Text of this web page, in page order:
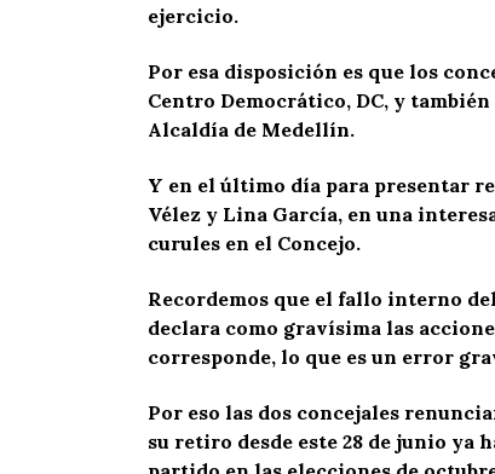
ejercicio.
Por esa disposición es que los
Centro Democrático, DC, y
Alcaldía de Medellín.
Y en el último día para presentar
Vélez y Lina García, en una
curules en el Concejo.
Recordemos que el fallo interno
declara como gravísima las
corresponde, lo que es un error
Por eso las dos concejales
su retiro desde este 28 de junio ya